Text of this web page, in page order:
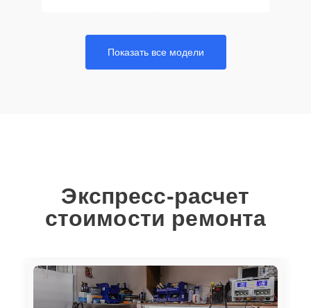
Показать все модели
Экспресс-расчет
стоимости ремонта